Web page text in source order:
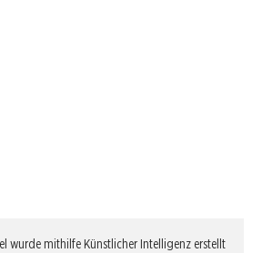
wurde mithilfe Künstlicher Intelligenz erstellt